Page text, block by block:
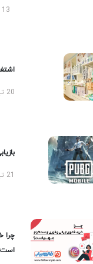
13 مرداد 1405
20 تیر 1405
چرا
است؟